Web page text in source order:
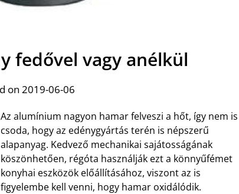
fedővel vagy anélkül
on 2019-06-06
Az alumínium nagyon hamar felveszi a hőt, így nem is
csoda, hogy az edénygyártás terén is népszerű
alapanyag. Kedvező mechanikai sajátosságának
köszönhetően, régóta használják ezt a könnyűfémet
konyhai eszközök előállításához, viszont az is
figyelembe kell venni, hogy hamar oxidálódik.